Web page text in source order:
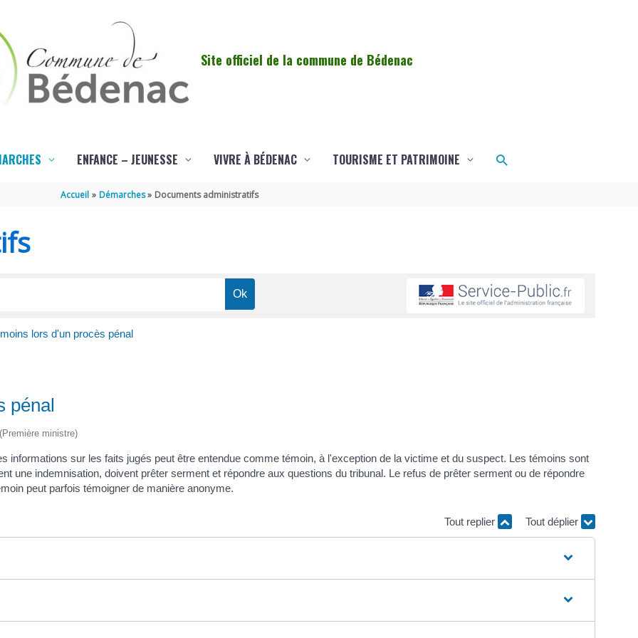
Site officiel de la commune de Bédenac
ENFANCE – JEUNESSE VIVRE À BÉDENAC TOURISME ET PATRIMOINE Rechercher
Accueil Démarches Documents administratifs
lors d'un procès pénal
pénal
ministre)
informations sur les faits jugés peut être entendue comme témoin, à l'exception de la victime et du suspect. Les témoins sont
une indemnisation, doivent prêter serment et répondre aux questions du tribunal. Le refus de prêter serment ou de répondre
peut parfois témoigner de manière anonyme.
Tout replier Tout déplier